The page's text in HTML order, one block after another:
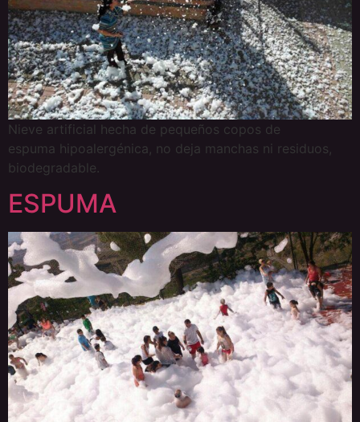
Nieve artificial hecha de pequeños copos de
espuma hipoalergénica, no deja manchas ni residuos,
biodegradable.
ESPUMA